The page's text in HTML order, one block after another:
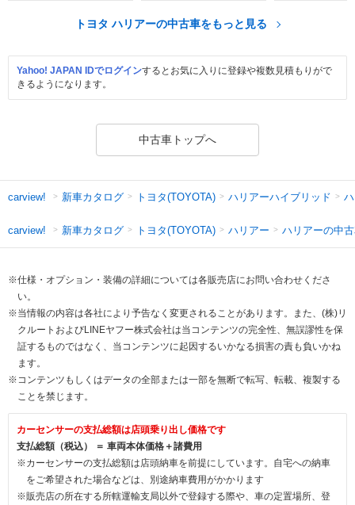
トヨタ ハリアーの中古車をもっと見る
Yahoo! JAPAN IDでログインするとお気に入りに登録や複数見積もりがで
きるようになります。
中古車トップへ
carview! 新車カタログ トヨタ(TOYOTA) ハリアーハイブリッド
carview! 新車カタログ トヨタ(TOYOTA) ハリアー ハリアーの中
※仕様・オプション・装備の詳細については各販売店にお問い合わせくださ
い。
※当情報の内容は各社により予告なく変更されることがあります。また、(株)リ
クルートおよびLINEヤフー株式会社は当コンテンツの完全性、無誤謬性を保
証するものではなく、当コンテンツに起因するいかなる損害の責も負いかね
ます。
※コンテンツもしくはデータの全部または一部を無断で転写、転載、複製する
ことを禁じます。
カーセンサーの支払総額は店頭乗り出し価格です
支払総額（税込） ＝ 車両本体価格＋諸費用
※カーセンサーの支払総額は店頭納車を前提にしています。自宅への納車
をご希望された場合などは、別途納車費用がかかります
※販売店の所在する所轄運輸支局以外で登録する際や、車の定置場所、登